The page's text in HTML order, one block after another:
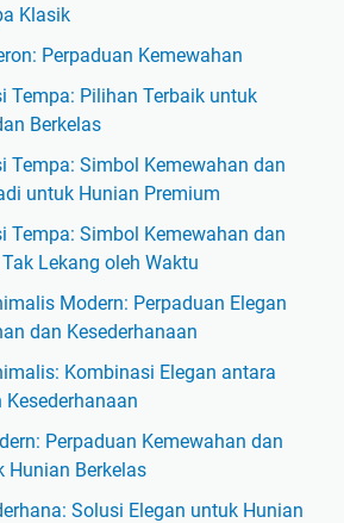
Klasik
Perpaduan Kemewahan
Tempa: Pilihan Terbaik untuk
Berkelas
Tempa: Simbol Kemewahan dan
untuk Hunian Premium
Tempa: Simbol Kemewahan dan
Lekang oleh Waktu
Modern: Perpaduan Elegan
dan Kesederhanaan
Kombinasi Elegan antara
Perpaduan Kemewahan dan
Hunian Berkelas
Solusi Elegan untuk Hunian